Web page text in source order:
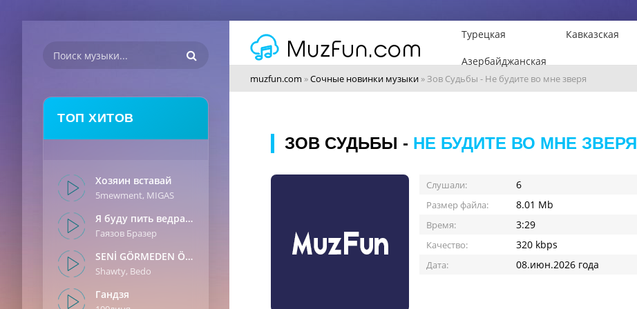
ТОП ХИТОВ
Хозяин вставай
5mewment, MIGAS
Я буду пить ведрами
Гаязов Бразер
SENİ GÖRMEDEN ÖNCE
Shawty, Bedo
Гандзя
Турецкая Кавказская
Азербайджанская
muzfun.com »Сочные новинки музыки » Зов Судьбы - Не будите во мне зверя
ЗОВ СУДЬБЫ - НЕ БУДИТЕ ВО МНЕ ЗВЕРЯ
Слушали: 6
Размер файла: 8.01 Mb
Время: 3:29
Качество: 320 kbps
Дата: 08.июн.2026 года